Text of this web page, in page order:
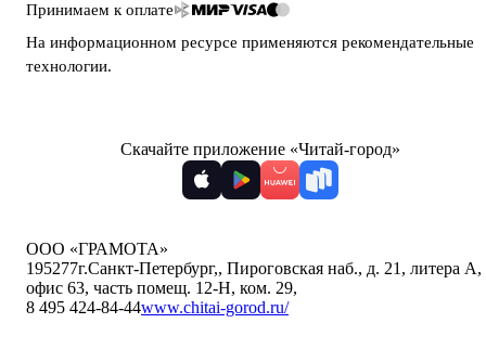
Принимаем к оплате
На информационном ресурсе применяются рекомендательные
технологии.
Скачайте приложение «Читай-город»
ООО «ГРАМОТА»
195277г.Санкт-Петербург,, Пироговская наб., д. 21, литера А,
офис 63, часть помещ. 12-Н, ком. 29,
8 495 424-84-44www.chitai-gorod.ru/